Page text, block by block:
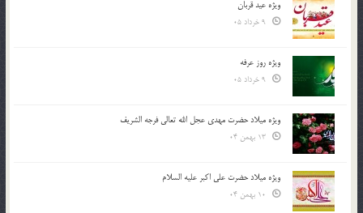
ویژه عید قربان
ویژه روز عرفه
ویژه میلاد حضرت مهدی عجل الله تعالی فرجه الشريف
ویژه میلاد حضرت علی اکبر علیه السلام